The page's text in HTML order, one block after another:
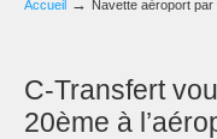
Accueil → Navette aéroport par
C-Transfert
20ème à